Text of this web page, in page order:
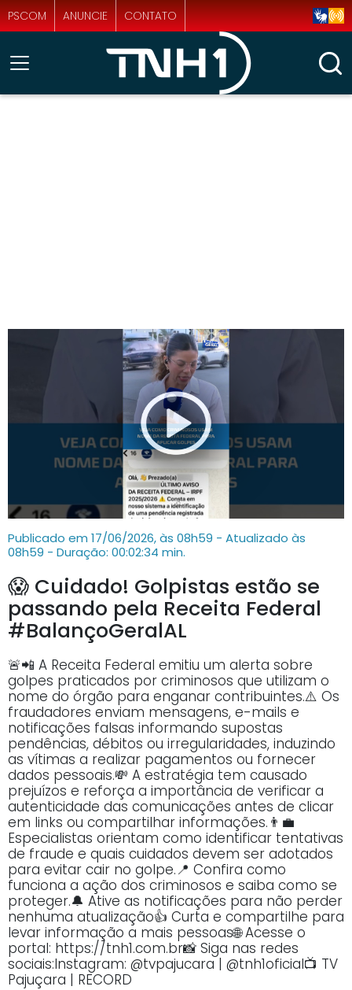
PSCOM ANUNCIE CONTATO
Publicado em 17/06/2026, às 08h59 - Atualizado às
08h59 - Duração: 00:02:34 min.
😱 Cuidado! Golpistas estão se
passando pela Receita Federal
#BalançoGeralAL
🚨📲 A Receita Federal emitiu um alerta sobre
golpes praticados por criminosos que utilizam o
nome do órgão para enganar contribuintes.⚠️ Os
fraudadores enviam mensagens, e-mails e
notificações falsas informando supostas
pendências, débitos ou irregularidades, induzindo
as vítimas a realizar pagamentos ou fornecer
dados pessoais.💸 A estratégia tem causado
prejuízos e reforça a importância de verificar a
autenticidade das comunicações antes de clicar
em links ou compartilhar informações.👨‍💼
Especialistas orientam como identificar tentativas
de fraude e quais cuidados devem ser adotados
para evitar cair no golpe.📍 Confira como
funciona a ação dos criminosos e saiba como se
proteger.🔔 Ative as notificações para não perder
nenhuma atualização👍 Curta e compartilhe para
levar informação a mais pessoas🌐 Acesse o
portal: https://tnh1.com.br📸 Siga nas redes
sociais:Instagram: @tvpajucara | @tnh1oficial📺 TV
Pajuçara | RECORD